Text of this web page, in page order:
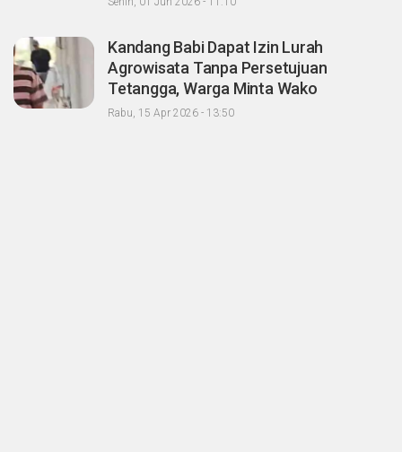
Kandang Babi Dapat Izin Lurah
Agrowisata Tanpa Persetujuan
Tetangga, Warga Minta Wako
Pekanbaru Nonaktifkan Zulken
Rabu, 15 Apr 2026 - 13:50